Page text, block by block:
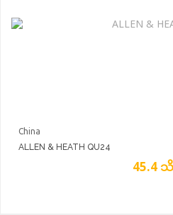
China
ALLEN & HEATH QU24
45.4